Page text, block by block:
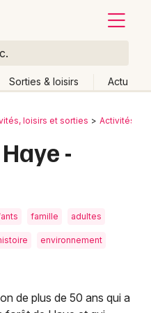
Sorties & loisirs Actu
loisirs et sorties Activités
-
famille adultes
environnement
de plus de 50 ans qui a
de lieu